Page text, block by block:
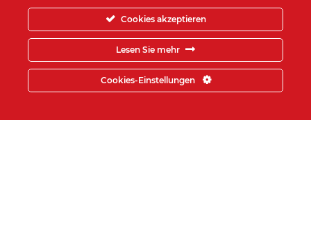
Umzugsunternehmen Step-
Logistik
würde sich freuen auch
Sie zu unseren glücklichen
Cookies akzeptieren
Lesen Sie mehr
Cookies-Einstellungen